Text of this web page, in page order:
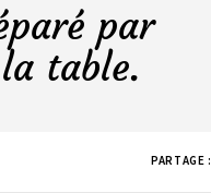
par
table.
PARTAGE :